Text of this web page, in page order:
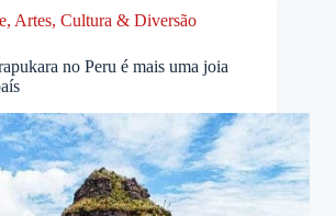
, Artes, Cultura & Diversão
no Peru é mais uma joia